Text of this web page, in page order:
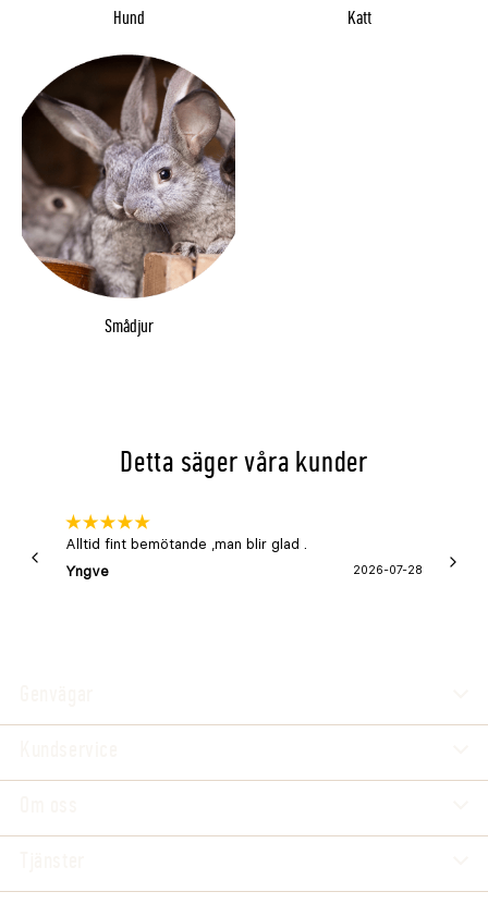
Hund Katt
Smådjur
Detta säger våra kunder
Alltid fint bemötande ,man blir glad .
Yngve
2026-07-28